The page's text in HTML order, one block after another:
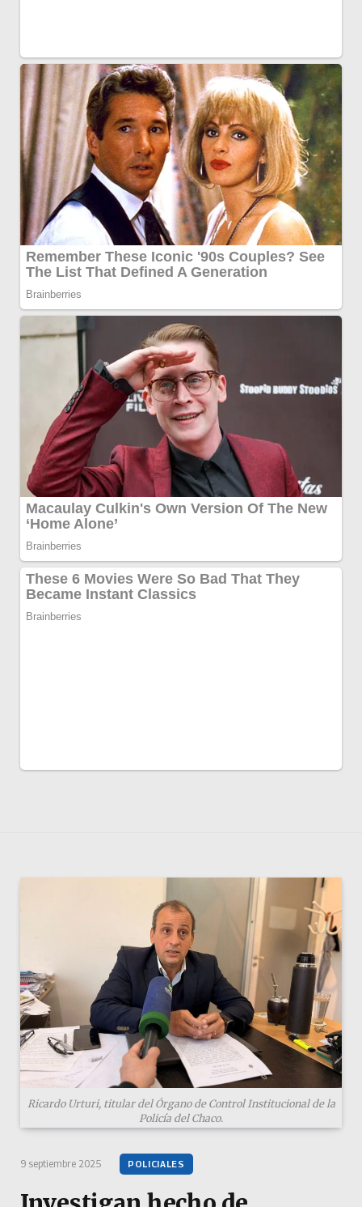
9 septiembre 2025 POLICIALES
Ricardo Urturi, titular del Órgano de Control Institucional de la
Policía del Chaco.